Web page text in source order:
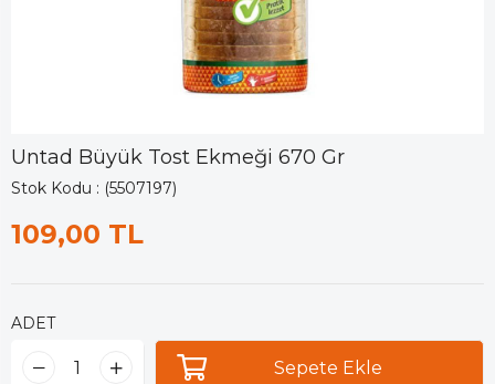
Untad Büyük Tost Ekmeği 670 Gr
Stok Kodu (5507197)
109,00 TL
ADET